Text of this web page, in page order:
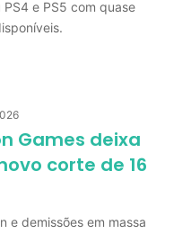
e PS5 com quase
Games deixa
corte de 16
e demissões em massa